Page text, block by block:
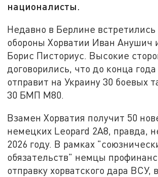
националисты.
Недавно в Берлине
обороны Хорватии Иван Анушич
Борис Писториус. Высокие
договорились, что до конца года
отправит на Украину 30 боевых
30 БМП М80.
Взамен Хорватия получит 50
немецких Leopard 2A8, правда,
2026 году. В рамках
обязательств" немцы
отправку хорватского дара ВСУ,